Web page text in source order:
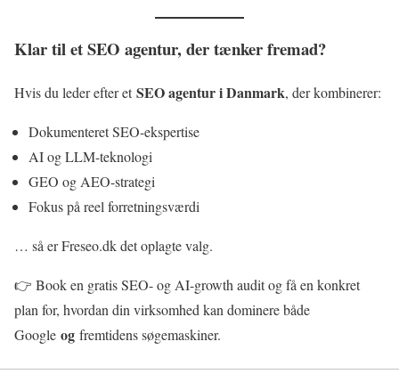
Klar til et SEO agentur, der tænker fremad?
Hvis du leder efter etSEO agentur i Danmark, der kombinerer:
Dokumenteret SEO-ekspertise
AI og LLM-teknologi
GEO og AEO-strategi
Fokus på reel forretningsværdi
… så er Freseo.dk det oplagte valg.
👉 Book en gratis SEO- og AI-growth audit og få en konkret
plan for, hvordan din virksomhed kan dominere både
Google og fremtidens søgemaskiner.